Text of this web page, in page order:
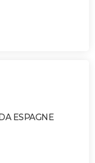
ESPAGNE